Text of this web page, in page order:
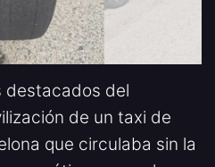
destacados del
de un taxi de
que circulaba sin la